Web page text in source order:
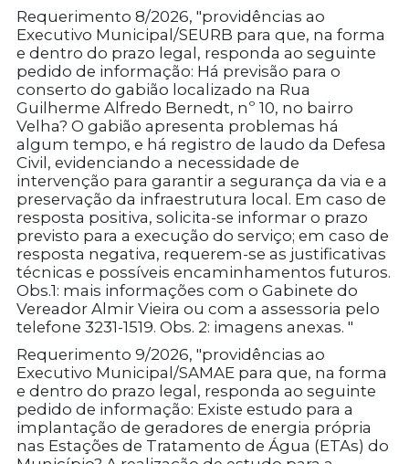
Requerimento 8/2026, "providências ao
Executivo Municipal/SEURB para que, na forma
e dentro do prazo legal, responda ao seguinte
pedido de informação: Há previsão para o
conserto do gabião localizado na Rua
Guilherme Alfredo Bernedt, nº 10, no bairro
Velha? O gabião apresenta problemas há
algum tempo, e há registro de laudo da Defesa
Civil, evidenciando a necessidade de
intervenção para garantir a segurança da via e a
preservação da infraestrutura local. Em caso de
resposta positiva, solicita-se informar o prazo
previsto para a execução do serviço; em caso de
resposta negativa, requerem-se as justificativas
técnicas e possíveis encaminhamentos futuros.
Obs.1: mais informações com o Gabinete do
Vereador Almir Vieira ou com a assessoria pelo
telefone 3231-1519. Obs. 2: imagens anexas. "
Requerimento 9/2026, "providências ao
Executivo Municipal/SAMAE para que, na forma
e dentro do prazo legal, responda ao seguinte
pedido de informação: Existe estudo para a
implantação de geradores de energia própria
nas Estações de Tratamento de Água (ETAs) do